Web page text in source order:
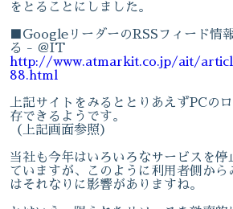
をとることにしました。
■GoogleリーダーのRSSフィード情
る - ＠IT
http://www.atmarkit.co.jp/ait/
88.html
上記サイトをみるととりあえずPCの
存できるようです。
（上記画面参照）
当社も今年はいろいろなサービスを停
ていますが、このように利用者側から
はそれなりに影響がありますね。